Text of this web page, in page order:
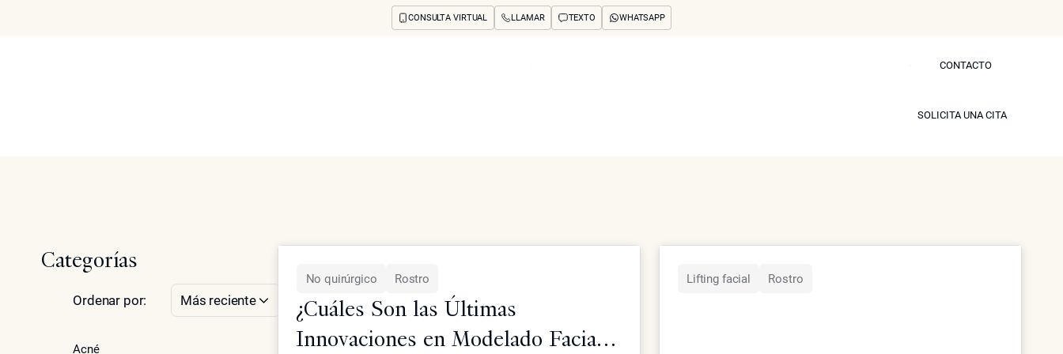
CONSULTA VIRTUAL LLAMAR TEXTO WHATSAPP
CONTACTO
SOLICITA UNA CITA
Categorías
Ordenar por: Más reciente
Acné
No quirúrgico Rostro
¿Cuáles Son las Últimas
Innovaciones en Modelado Facial
Lifting facial Rostro